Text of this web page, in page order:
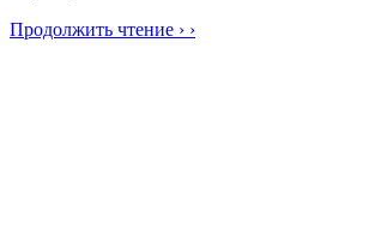
Продолжить чтение › ›